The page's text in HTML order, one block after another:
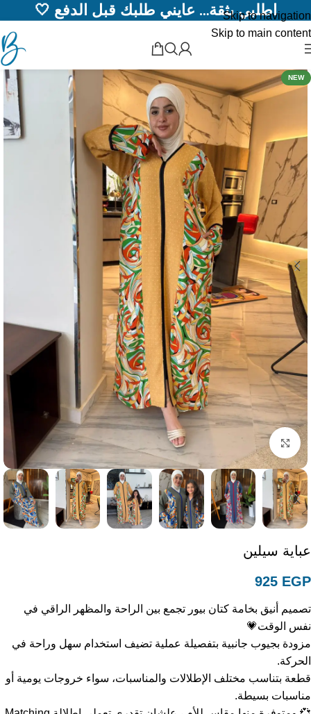
Skip to navigation
Skip to main content
اطلبي بثقة… عايني طلبك قبل الدفع 🤍
NEW
Click to enlarge
عباية سيلين
925 EGP
تصميم أنيق بخامة كتان بيور تجمع بين الراحة والمظهر الراقي في
نفس الوقت💗
مزودة بجيوب جانبية بتفصيلة عملية تضيف استخدام سهل وراحة في
الحركة.
قطعة بتناسب مختلف الإطلالات والمناسبات، سواء خروجات يومية أو
مناسبات بسيطة.